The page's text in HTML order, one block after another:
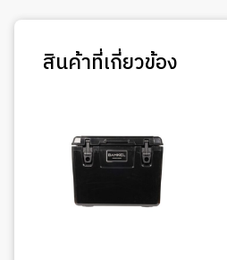
สินค้าที่เกี่ยวข้อง